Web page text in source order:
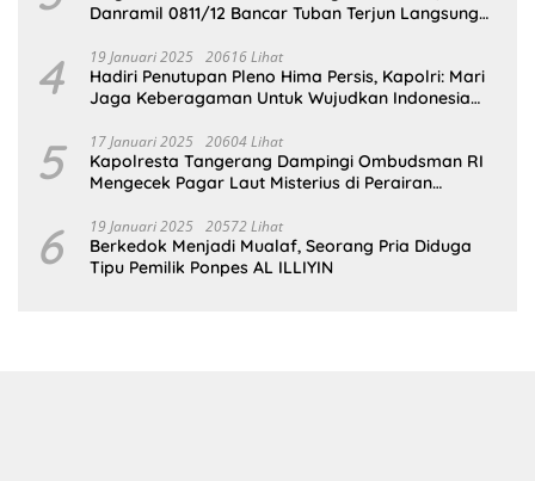
Danramil 0811/12 Bancar Tuban Terjun Langsung
4 19 Januari 2025 20616 Lihat
Hadiri Penutupan Pleno Hima Persis, Kapolri: Mari
Jaga Keberagaman Untuk Wujudkan Indonesia
5 17 Januari 2025 20604 Lihat
Kapolresta Tangerang Dampingi Ombudsman RI
Mengecek Pagar Laut Misterius di Perairan
6 19 Januari 2025 20572 Lihat
Berkedok Menjadi Mualaf, Seorang Pria Diduga
Tipu Pemilik Ponpes AL ILLIYIN